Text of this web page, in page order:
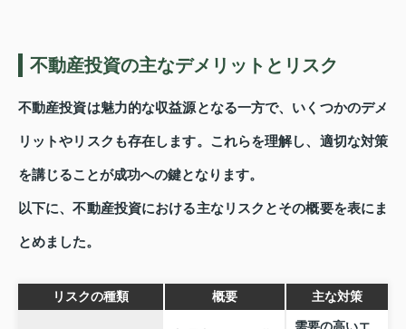
不動産投資の主なデメリットとリスク
不動産投資は魅力的な収益源となる一方で、いくつかのデメ
リットやリスクも存在します。これらを理解し、適切な対策
を講じることが成功への鍵となります。
以下に、不動産投資における主なリスクとその概要を表にま
とめました。
リスクの種類 概要 主な対策